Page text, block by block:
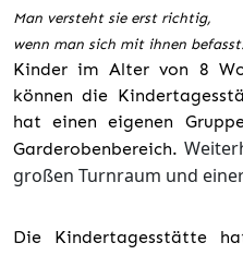
Man versteht sie erst richtig,
wenn man sich mit ihnen
Kinder im Alter von 8
können die
hat einen eigenen
Garderobenbereich.
großen Turnraum und
Die Kindertagesstätte